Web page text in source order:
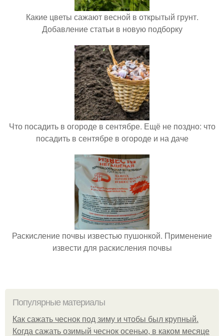
Какие цветы сажают весной в открытый грунт.
Добавление статьи в новую подборку
Что посадить в огороде в сентябре. Ещё не поздно: что
посадить в сентябре в огороде и на даче
Раскисление почвы известью пушонкой. Применение
извести для раскисления почвы
Популярные материалы
Как сажать чеснок под зиму и чтобы был крупный.
Когда сажать озимый чеснок осенью, в каком месяце